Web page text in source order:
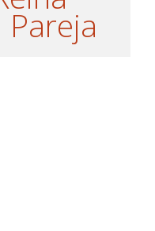
Pareja